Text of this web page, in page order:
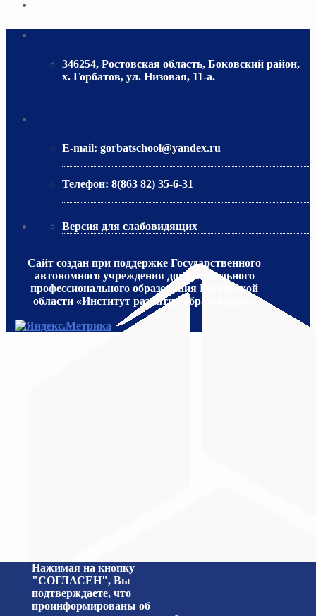
МИНИСТЕРСТВО ПРОСВЕЩЕНИЯ
346254, Ростовская область, Боковский район,
х. Горбатов, ул. Низовая, 11-а.
E-mail: gorbatschool@yandex.ru
Телефон: 8(863 82) 35-6-31
Версия для слабовидящих
Сайт создан при поддержке Государственного
автономного учреждения дополнительного
профессионального образования Ростовской
области «Институт развития образования».
Нажимая на кнопку
"СОГЛАСЕН", Вы
подтверждаете, что
проинформированы об